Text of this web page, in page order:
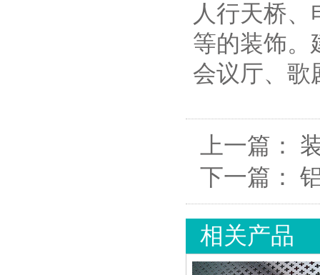
人行天桥
等的装饰。
会议厅、歌
上一篇：
下一篇：
相关产品